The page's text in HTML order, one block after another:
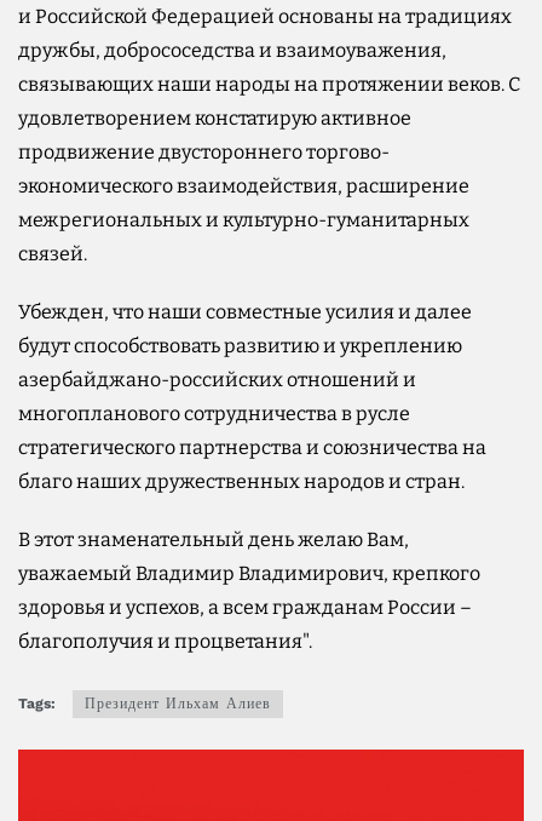
и Российской Федерацией основаны на традициях
дружбы, добрососедства и взаимоуважения,
связывающих наши народы на протяжении веков. С
удовлетворением констатирую активное
продвижение двустороннего торгово-
экономического взаимодействия, расширение
межрегиональных и культурно-гуманитарных
связей.
Убежден, что наши совместные усилия и далее
будут способствовать развитию и укреплению
азербайджано-российских отношений и
многопланового сотрудничества в русле
стратегического партнерства и союзничества на
благо наших дружественных народов и стран.
В этот знаменательный день желаю Вам,
уважаемый Владимир Владимирович, крепкого
здоровья и успехов, а всем гражданам России –
благополучия и процветания".
Tags: Президент Ильхам Алиев